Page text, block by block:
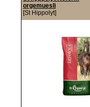
orgemuesli
[St Hippolyt]